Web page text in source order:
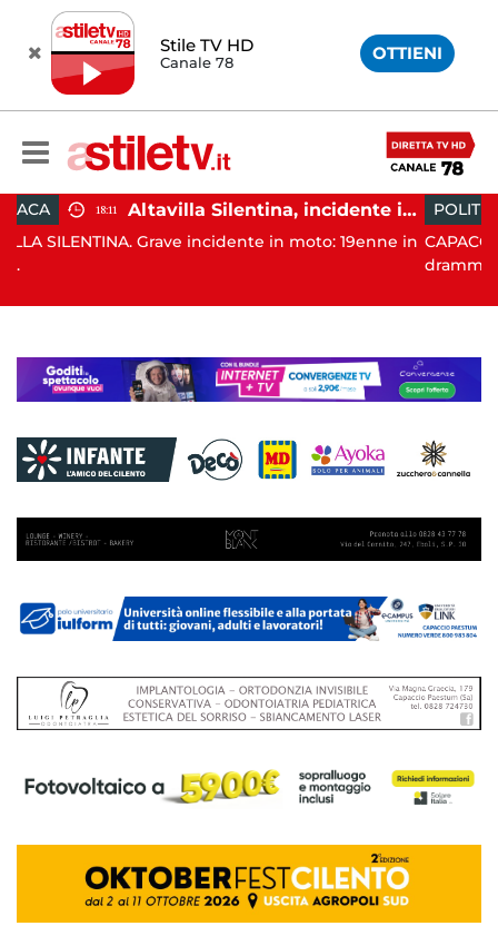
Stile TV HD
Canale 78 OTTIENI
Altavilla Silentina, incidente in moto nella notte: 19enne in prognosi riservata
incidente in moto: 19enne in
POLITICA 19:43
CAPACCIO PAESTUM. È stato